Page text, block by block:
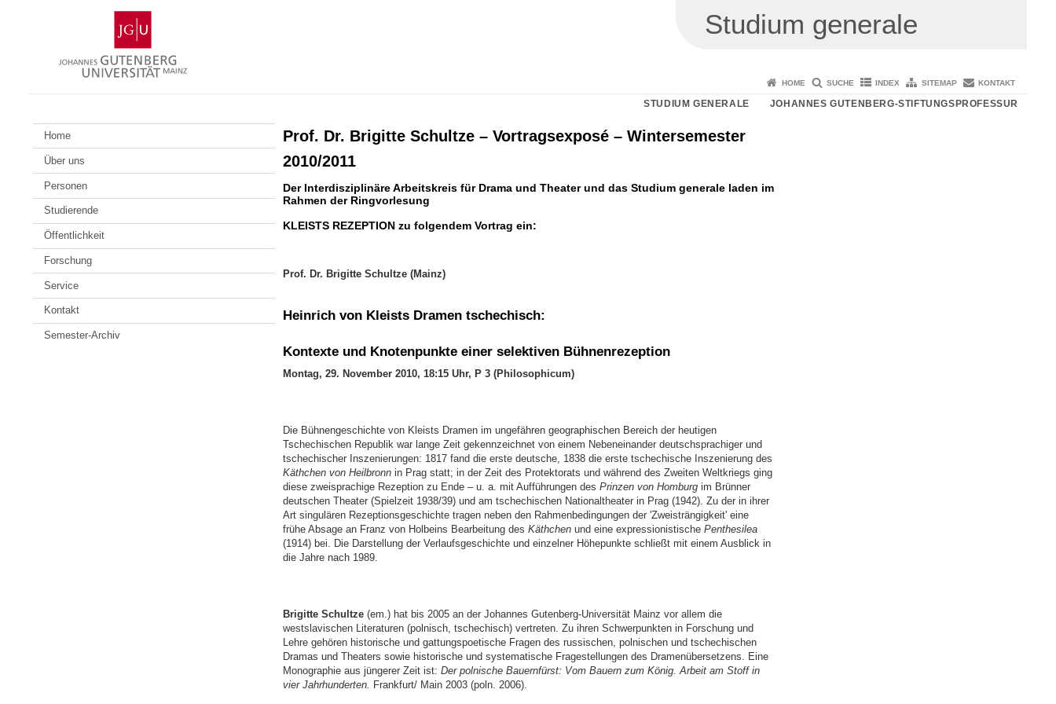
Gutenberg-
Universität
Mainz
Studium generale
HOME SUCHE INDEX SITEMAP KONTAKT
STUDIUM GENERALE JOHANNES GUTENBERG-STIFTUNGSPROFESSUR
Home
Über uns
Personen
Studierende
Öffentlichkeit
Forschung
Service
Kontakt
Semester-Archiv
Prof. Dr. Brigitte Schultze – Vortragsexposé – Wintersemester
2010/2011
Der Interdisziplinäre Arbeitskreis für Drama und Theater und das Studium generale laden im
Rahmen der Ringvorlesung
KLEISTS REZEPTION zu folgendem Vortrag ein:
Prof. Dr. Brigitte Schultze (Mainz)
Heinrich von Kleists Dramen tschechisch:
Kontexte und Knotenpunkte einer selektiven Bühnenrezeption
Montag, 29. November 2010, 18:15 Uhr, P 3 (Philosophicum)
Die Bühnengeschichte von Kleists Dramen im ungefähren geographischen Bereich der heutigen
Tschechischen Republik war lange Zeit gekennzeichnet von einem Nebeneinander deutschsprachiger und
tschechischer Inszenierungen: 1817 fand die erste deutsche, 1838 die erste tschechische Inszenierung des
Käthchen von Heilbronnin Prag statt; in der Zeit des Protektorats und während des Zweiten Weltkriegs ging
diese zweisprachige Rezeption zu Ende – u. a. mit Aufführungen des Prinzen von Homburgim Brünner
deutschen Theater (Spielzeit 1938/39) und am tschechischen Nationaltheater in Prag (1942). Zu der in ihrer
Art singulären Rezeptionsgeschichte tragen neben den Rahmenbedingungen der 'Zweisträngigkeit' eine
frühe Absage an Franz von Holbeins Bearbeitung des Käthchenund eine expressionistische Penthesilea
(1914) bei. Die Darstellung der Verlaufsgeschichte und einzelner Höhepunkte schließt mit einem Ausblick in
die Jahre nach 1989.
Brigitte Schultze(em.) hat bis 2005 an der Johannes Gutenberg-Universität Mainz vor allem die
westslavischen Literaturen (polnisch, tschechisch) vertreten. Zu ihren Schwerpunkten in Forschung und
Lehre gehören historische und gattungspoetische Fragen des russischen, polnischen und tschechischen
Dramas und Theaters sowie historische und systematische Fragestellungen des Dramenübersetzens. Eine
Monographie aus jüngerer Zeit ist: Der polnische Bauernfürst: Vom Bauern zum König. Arbeit am Stoff in
vier Jahrhunderten. Frankfurt/ Main 2003 (poln. 2006).